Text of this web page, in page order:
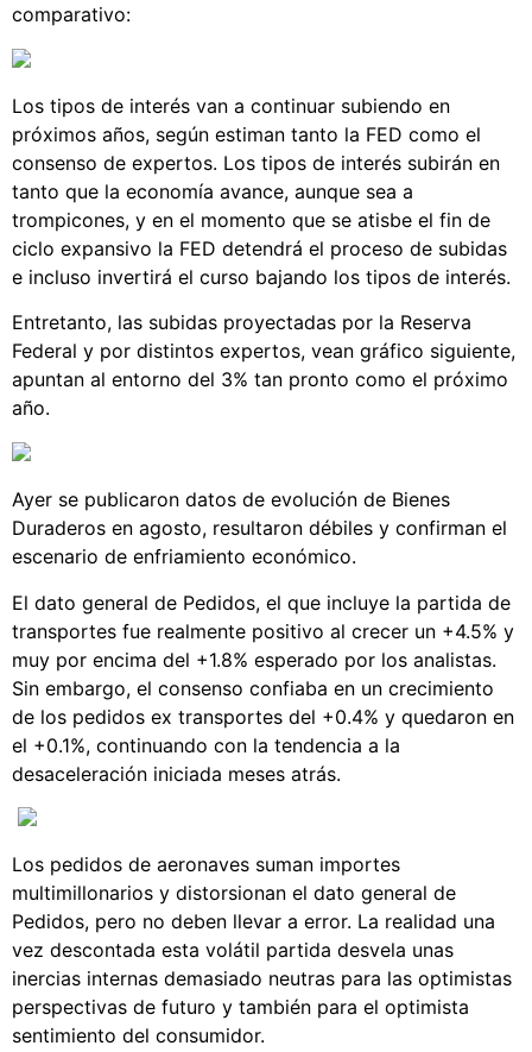
comparativo:
Los tipos de interés van a continuar subiendo en
próximos años, según estiman tanto la FED como el
consenso de expertos. Los tipos de interés subirán en
tanto que la economía avance, aunque sea a
trompicones, y en el momento que se atisbe el fin de
ciclo expansivo la FED detendrá el proceso de subidas
e incluso invertirá el curso bajando los tipos de interés.
Entretanto, las subidas proyectadas por la Reserva
Federal y por distintos expertos, vean gráfico siguiente,
apuntan al entorno del 3% tan pronto como el próximo
año.
Ayer se publicaron datos de evolución de Bienes
Duraderos en agosto, resultaron débiles y confirman el
escenario de enfriamiento económico.
El dato general de Pedidos, el que incluye la partida de
transportes fue realmente positivo al crecer un +4.5% y
muy por encima del +1.8% esperado por los analistas.
Sin embargo, el consenso confiaba en un crecimiento
de los pedidos ex transportes del +0.4% y quedaron en
el +0.1%, continuando con la tendencia a la
desaceleración iniciada meses atrás.
Los pedidos de aeronaves suman importes
multimillonarios y distorsionan el dato general de
Pedidos, pero no deben llevar a error. La realidad una
vez descontada esta volátil partida desvela unas
inercias internas demasiado neutras para las optimistas
perspectivas de futuro y también para el optimista
sentimiento del consumidor.